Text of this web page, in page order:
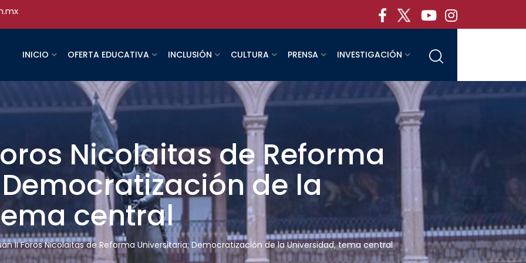
INICIO OFERTA EDUCATIVA INCLUSIÓN CULTURA PRENSA INVESTIGACIÓN
Nicolaitas de Reforma
de la
central
II Foros Nicolaitas de Reforma Universitaria; Democratización de la Universidad, tema central